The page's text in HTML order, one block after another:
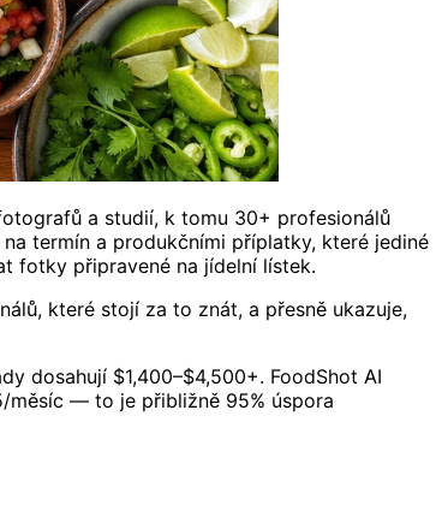
a studií, k tomu 30+ profesionálů
termín a produkčními příplatky, které jediné
fotky připravené na jídelní lístek.
které stojí za to znát, a přesně ukazuje,
dosahují $1,400–$4,500+. FoodShot AI
měsíc — to je přibližně 95% úspora